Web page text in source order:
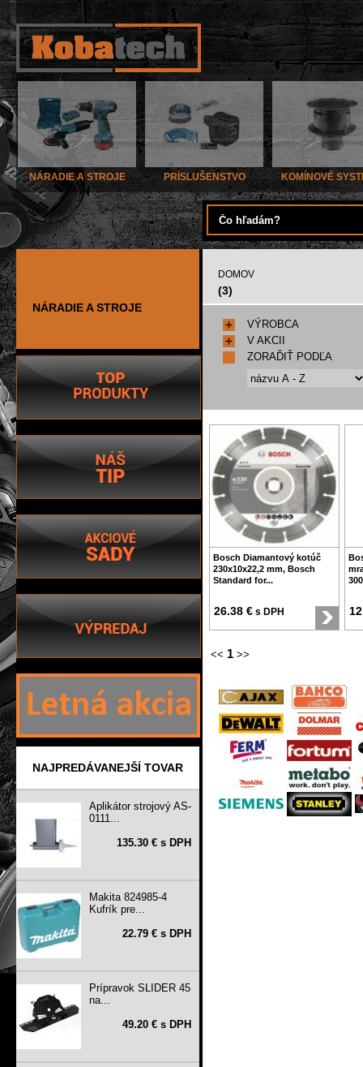
NÁRADIE A STROJE PRÍSLUŠENSTVO KOMÍNOVÉ
NÁRADIE A STROJE
NAJPREDÁVANEJŠÍ TOVAR
Aplikátor strojový AS-
0111...
135.30 € s DPH
Makita 824985-4
Kufrík pre...
22.79 € s DPH
Prípravok SLIDER 45
na...
49.20 € s DPH
DOMOV
(3)
VÝROBCA
V AKCII
ZORAĎIŤ PODĽA
Bosch Diamantový kotúč
230x10x22,2 mm, Bosch
Standard for...
26.38 € s DPH
<< 1 >>